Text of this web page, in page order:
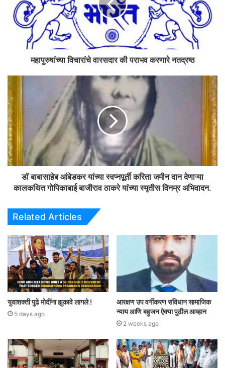
महापुरुषांच्या विचारांचे वारसदार की पराभव करणारे नतद्रष्ठ
डॉ बाबासाहेब आंबेडकर यांच्या स्वप्नपूर्ती करिता जमीन दान देणाऱ्या
कालकथित गोपिकाबाई बाजीराव ठाकरे यांच्या स्मृतीस विनम्र अभिवादन.
Related Articles
युवाशक्ती पुढे मोदींना झुकावे लागले !
5 days ago
आरक्षण उप वर्गीकरण संविधान सामाजिक
न्याय आणि बहुजन ऐक्या पुढील आव्हान
2 weeks ago